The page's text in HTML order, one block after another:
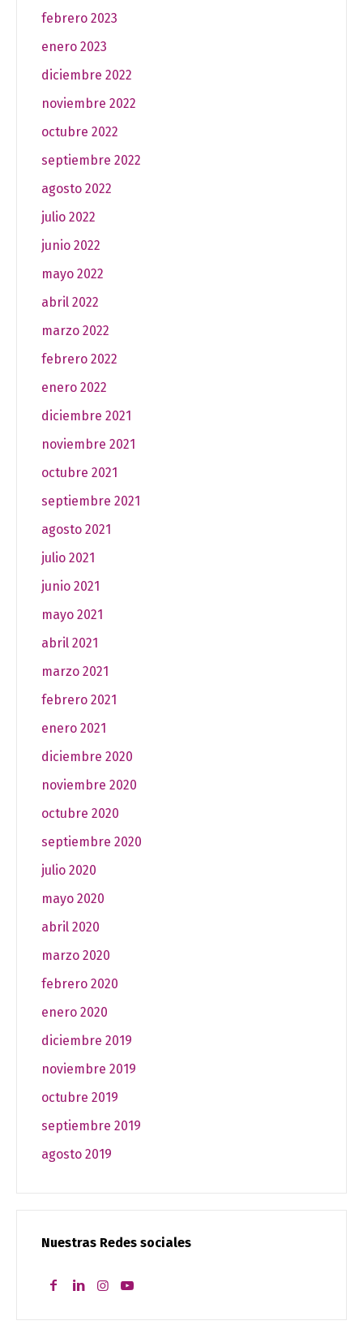
febrero 2023
enero 2023
diciembre 2022
noviembre 2022
octubre 2022
septiembre 2022
agosto 2022
julio 2022
junio 2022
mayo 2022
abril 2022
marzo 2022
febrero 2022
enero 2022
diciembre 2021
noviembre 2021
octubre 2021
septiembre 2021
agosto 2021
julio 2021
junio 2021
mayo 2021
abril 2021
marzo 2021
febrero 2021
enero 2021
diciembre 2020
noviembre 2020
octubre 2020
septiembre 2020
julio 2020
mayo 2020
abril 2020
marzo 2020
febrero 2020
enero 2020
diciembre 2019
noviembre 2019
octubre 2019
septiembre 2019
agosto 2019
Nuestras Redes sociales